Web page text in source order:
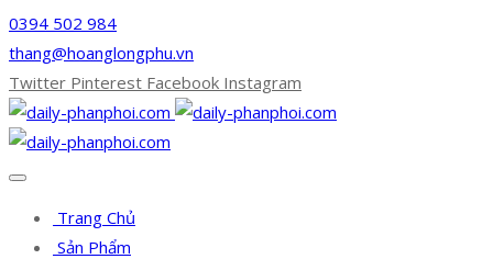
0394 502 984
thang@hoanglongphu.vn
Twitter Pinterest Facebook Instagram
Trang Chủ
Sản Phẩm